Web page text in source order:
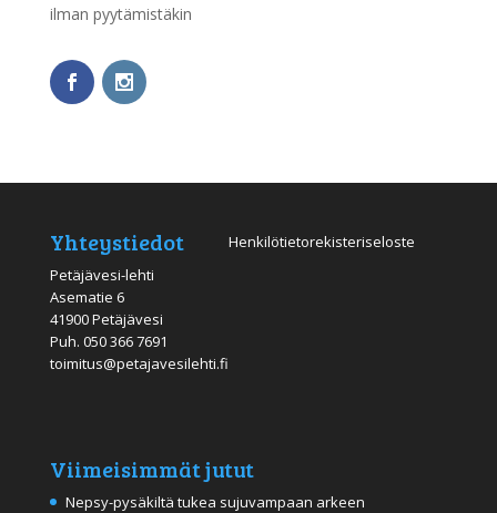
ilman pyytämistäkin
Yhteystiedot
Petäjävesi-lehti
Asematie 6
41900 Petäjävesi
Puh. 050 366 7691
toimitus@petajavesilehti.fi
Henkilötietorekisteriseloste
Viimeisimmät jutut
Nepsy-pysäkiltä tukea sujuvampaan arkeen